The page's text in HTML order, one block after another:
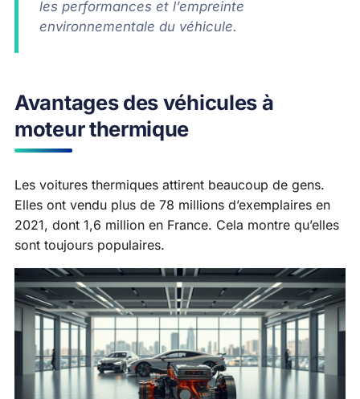
les performances et l’empreinte
environnementale du véhicule.
Avantages des véhicules à
moteur thermique
Les voitures thermiques attirent beaucoup de gens.
Elles ont vendu plus de 78 millions d’exemplaires en
2021, dont 1,6 million en France. Cela montre qu’elles
sont toujours populaires.